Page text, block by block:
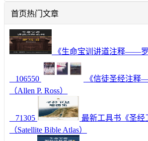
首页热门文章
《生命宝训讲道注释——
106550
《信徒圣经注
（Allen P. Ross）
71305
最新工具书《圣经
（Satellite Bible Atlas）